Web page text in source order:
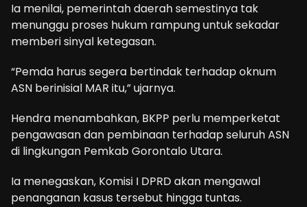
Ia menilai, pemerintah daerah semestinya tak
menunggu proses hukum rampung untuk sekadar
memberi sinyal ketegasan.
“Pemda harus segera bertindak terhadap oknum
ASN berinisial MAR itu,” ujarnya.
Hendra menambahkan, BKPP perlu memperketat
pengawasan dan pembinaan terhadap seluruh ASN
di lingkungan Pemkab Gorontalo Utara.
Ia menegaskan, Komisi I DPRD akan mengawal
penanganan kasus tersebut hingga tuntas.